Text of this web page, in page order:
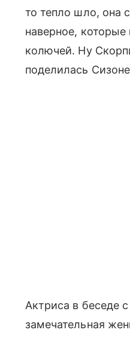
то тепло шло, она
наверное,
колючей. Ну
поделилась
Актриса в беседе
замечательная